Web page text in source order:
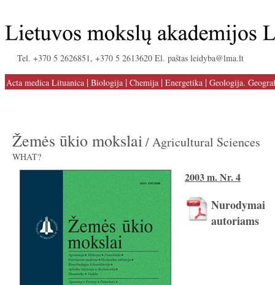
Tel. +370 5 2626851, +370 5 2613620 El. paštas leidyba@lma.lt
Acta medica Lituanica | Biologija | Chemija | Energetika | Geologija.
Žemės ūkio mokslai/ Agricultural Sciences
WHAT?
2003 m. Nr. 4
Nurodymai
autoriams